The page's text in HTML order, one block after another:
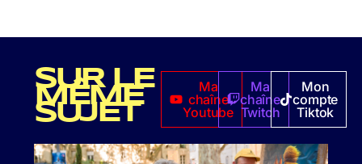
SUR LE
MÊME
SUJET
Ma
chaîne
Youtube
Ma
chaîne
Twitch
Mon
compte
Tiktok